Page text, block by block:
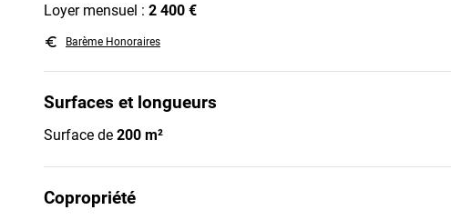
Loyer mensuel : 2 400 €
euro_symbol Barème Honoraires
Surfaces et longueurs
Surface de 200 m²
Copropriété